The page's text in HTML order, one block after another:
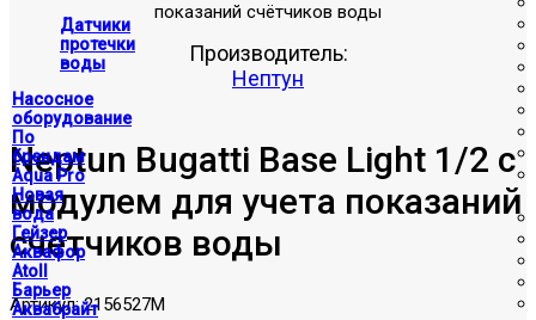
Датчики
протечки
воды
Насосное
оборудование
По
брендам
Aqua Pro
Новая
вода
Гейзер
Аквафор
Atoll
Барьер
Аквабрайт
Производитель:
Нептун
Neptun Bugatti Base Light 1/2 с
модулем для учета показаний
счётчиков воды
Артикул:2156527М